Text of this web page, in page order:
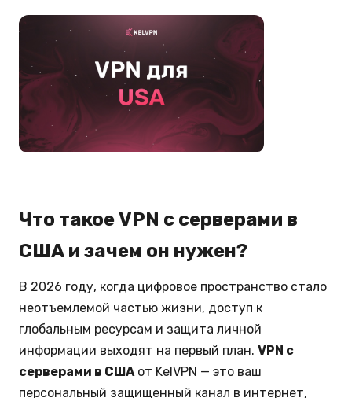
Что такое VPN с серверами в
США и зачем он нужен?
В 2026 году, когда цифровое пространство стало
неотъемлемой частью жизни, доступ к
глобальным ресурсам и защита личной
информации выходят на первый план. VPN с
серверами в СШАот KelVPN — это ваш
персональный защищенный канал в интернет,